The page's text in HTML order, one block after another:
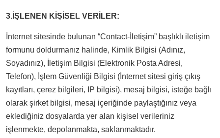
3.İŞLENEN KİŞİSEL VERİLER:
İnternet sitesinde bulunan “Contact-İletişim” başlıklı iletişim
formunu doldurmanız halinde, Kimlik Bilgisi (Adınız,
Soyadınız), İletişim Bilgisi (Elektronik Posta Adresi,
Telefon), İşlem Güvenliği Bilgisi (İnternet sitesi giriş çıkış
kayıtları, çerez bilgileri, IP bilgisi), mesaj bilgisi, isteğe bağlı
olarak şirket bilgisi, mesaj içeriğinde paylaştığınız veya
eklediğiniz dosyalarda yer alan kişisel verileriniz
işlenmekte, depolanmakta, saklanmaktadır.